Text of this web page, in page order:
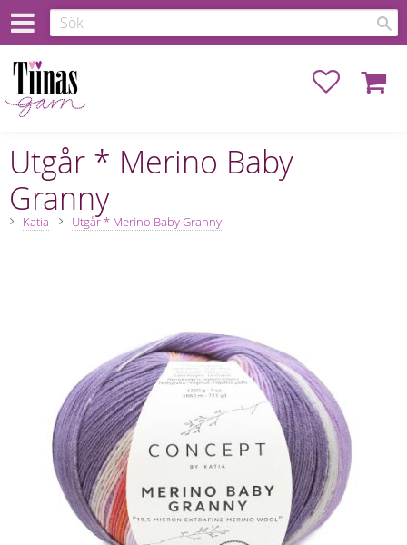
Favoriter
Utgår * Merino Baby
Granny
Katia Utgår * Merino Baby Granny